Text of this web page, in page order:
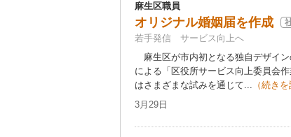
麻生区職員
オリジナル婚姻届を作成
若手発信 サービス向上へ
麻生区が市内初となる独自デザイ
による「区役所サービス向上委員会
はさまざまな試みを通じて... （続きを
3月29日